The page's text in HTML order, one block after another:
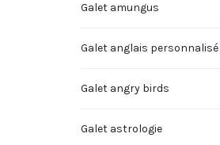
Galet amungus
Galet anglais personnalisé
Galet angry birds
Galet astrologie